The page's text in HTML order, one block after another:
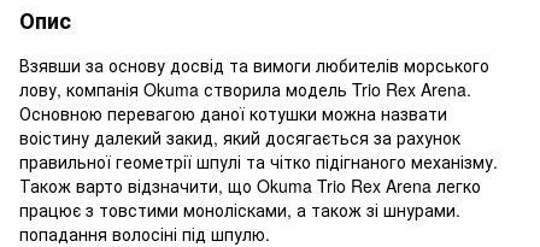
Опис
Взявши за основу досвід та вимоги любителів морського
лову, компанія Okuma створила модель Trio Rex Arena.
Основною перевагою даної котушки можна назвати
воістину далекий закид, який досягається за рахунок
правильної геометрії шпулі та чітко підігнаного механізму.
Також варто відзначити, що Okuma Trio Rex Arena легко
працює з товстими монолісками, а також зі шнурами.
попадання волосіні під шпулю.